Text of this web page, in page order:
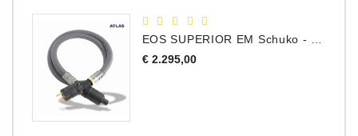
EOS SUPERIOR EM Schuko - C15 - Netstroom Kabel, 1.0 Meter
€ 2.295,00Prijs